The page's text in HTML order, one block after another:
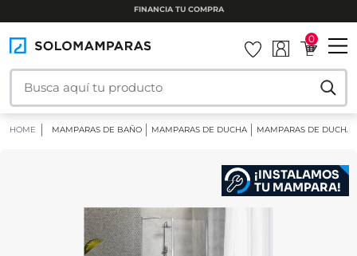
INSTALAMOS TU MAMPARA
0
HOME MAMPARAS DE BAÑO MAMPARAS DE DUCHA MAMPARAS DE DUCHA
¡INSTALAMOS
TU MAMPARA!